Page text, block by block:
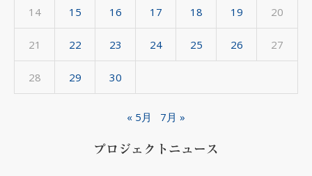
14 15 16 17 18 19 20
21 22 23 24 25 26 27
28 29 30
« 5月 7月 »
プロジェクトニュース